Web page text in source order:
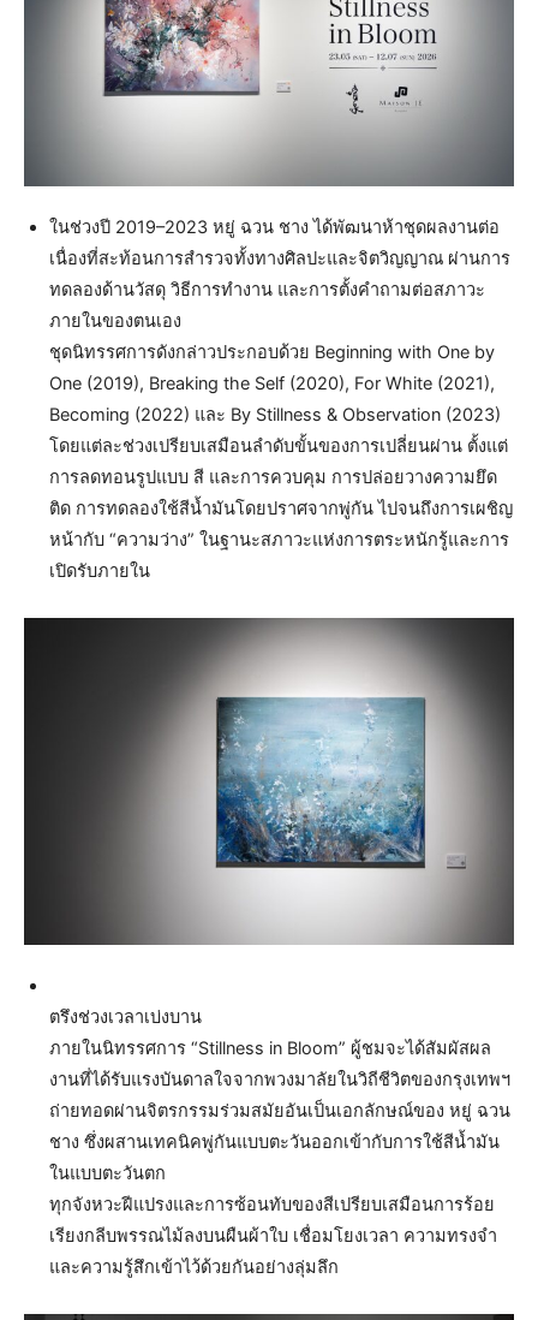
ในช่วงปี 2019–2023 หยู่ ฉวน ชาง ได้พัฒนาห้าชุดผลงานต่อ
เนื่องที่สะท้อนการสำรวจทั้งทางศิลปะและจิตวิญญาณ ผ่านการ
ทดลองด้านวัสดุ วิธีการทำงาน และการตั้งคำถามต่อสภาวะ
ภายในของตนเอง
ชุดนิทรรศการดังกล่าวประกอบด้วย Beginning with One by
One (2019), Breaking the Self (2020), For White (2021),
Becoming (2022) และ By Stillness & Observation (2023)
โดยแต่ละช่วงเปรียบเสมือนลำดับขั้นของการเปลี่ยนผ่าน ตั้งแต่
การลดทอนรูปแบบ สี และการควบคุม การปล่อยวางความยึด
ติด การทดลองใช้สีน้ำมันโดยปราศจากพู่กัน ไปจนถึงการเผชิญ
หน้ากับ “ความว่าง” ในฐานะสภาวะแห่งการตระหนักรู้และการ
เปิดรับภายใน
ตรึงช่วงเวลาเบ่งบาน
ภายในนิทรรศการ “Stillness in Bloom” ผู้ชมจะได้สัมผัสผล
งานที่ได้รับแรงบันดาลใจจากพวงมาลัยในวิถีชีวิตของกรุงเทพฯ
ถ่ายทอดผ่านจิตรกรรมร่วมสมัยอันเป็นเอกลักษณ์ของ หยู่ ฉวน
ชาง ซึ่งผสานเทคนิคพู่กันแบบตะวันออกเข้ากับการใช้สีน้ำมัน
ในแบบตะวันตก
ทุกจังหวะฝีแปรงและการซ้อนทับของสีเปรียบเสมือนการร้อย
เรียงกลีบพรรณไม้ลงบนผืนผ้าใบ เชื่อมโยงเวลา ความทรงจำ
และความรู้สึกเข้าไว้ด้วยกันอย่างลุ่มลึก